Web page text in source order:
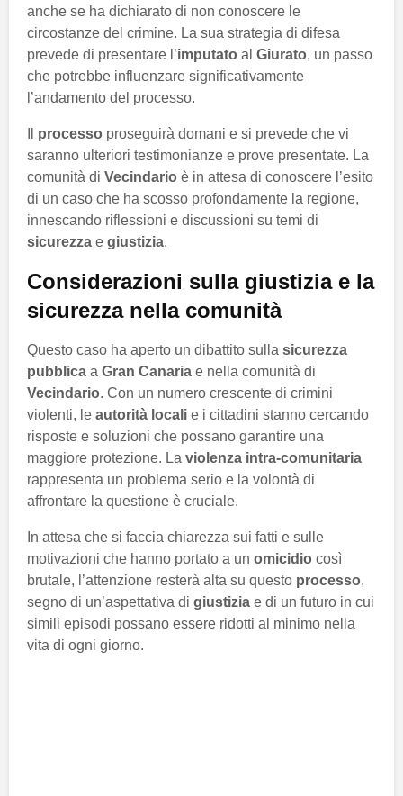
anche se ha dichiarato di non conoscere le
circostanze del crimine. La sua strategia di difesa
prevede di presentare l’imputato al Giurato, un passo
che potrebbe influenzare significativamente
l’andamento del processo.
processo proseguirà domani e si prevede che vi
saranno ulteriori testimonianze e prove presentate. La
comunità di Vecindario è in attesa di conoscere l’esito
di un caso che ha scosso profondamente la regione,
innescando riflessioni e discussioni su temi di
sicurezza e giustizia.
Considerazioni sulla giustizia e la
sicurezza nella comunità
Questo caso ha aperto un dibattito sulla sicurezza
pubblica a Gran Canaria e nella comunità di
Vecindario. Con un numero crescente di crimini
violenti, le autorità locali e i cittadini stanno cercando
risposte e soluzioni che possano garantire una
maggiore protezione. La violenza intra-comunitaria
rappresenta un problema serio e la volontà di
affrontare la questione è cruciale.
In attesa che si faccia chiarezza sui fatti e sulle
motivazioni che hanno portato a un omicidio così
brutale, l’attenzione resterà alta su questo processo,
segno di un’aspettativa di giustizia e di un futuro in cui
simili episodi possano essere ridotti al minimo nella
vita di ogni giorno.